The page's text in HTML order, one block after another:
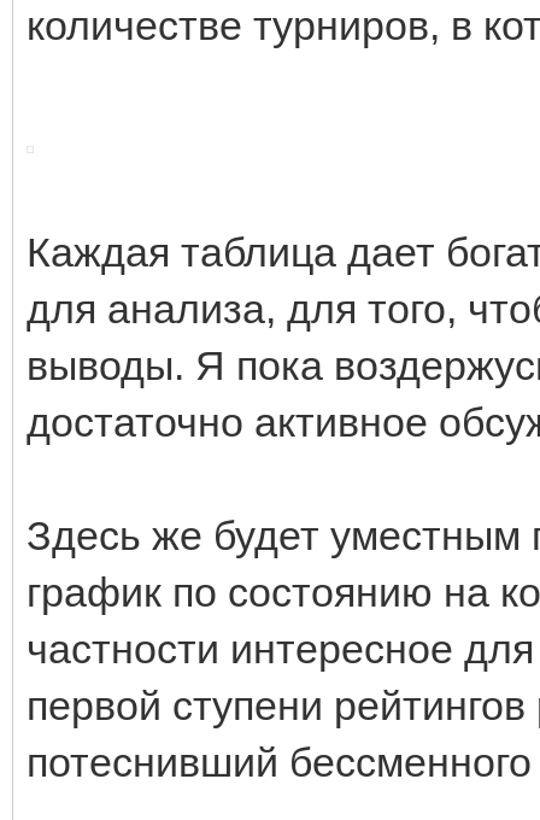
количестве турниров, в
Каждая таблица дает
для анализа, для того,
выводы. Я пока
достаточно активное
Здесь же будет уместным
график по состоянию на
частности интересное
первой ступени
потеснивший